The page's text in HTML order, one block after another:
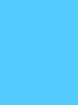
keitimas